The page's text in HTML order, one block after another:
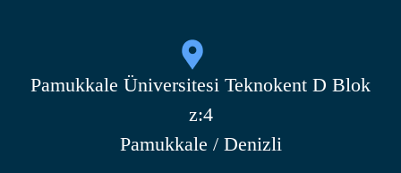
Pamukkale Üniversitesi Teknokent D Blok
z:4
Pamukkale / Denizli